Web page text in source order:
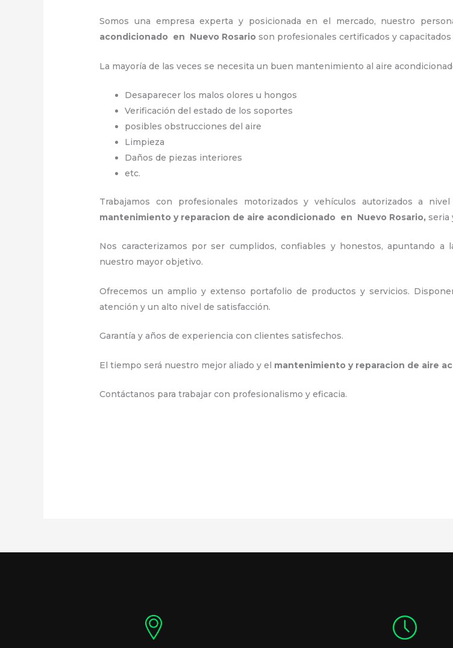
Somos una empresa experta y posicionada en el mercado, nuestro
acondicionado en Nuevo Rosario son profesionales certificados y
La mayoría de las veces se necesita un buen mantenimiento al aire
Desaparecer los malos olores u hongos
Verificación del estado de los soportes
posibles obstrucciones del aire
Limpieza
Daños de piezas interiores
etc.
Trabajamos con profesionales motorizados y vehículos autorizados a
mantenimiento y reparacion de aire acondicionado en Nuevo Rosario,seria
Nos caracterizamos por ser cumplidos, confiables y honestos, apuntando
nuestro mayor objetivo.
Ofrecemos un amplio y extenso portafolio de productos y servicios.
atención y un alto nivel de satisfacción.
Garantía y años de experiencia con clientes satisfechos.
El tiempo será nuestro mejor aliado y el mantenimiento y reparacion de aire
Contáctanos para trabajar con profesionalismo y eficacia.